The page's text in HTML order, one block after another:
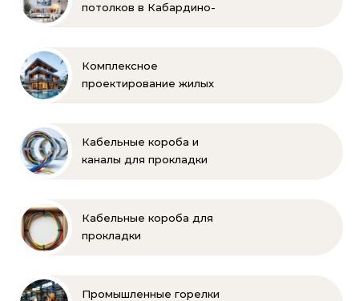
потолков в Кабардино-
Комплексное
проектирование жилых
Кабельные короба и
каналы для прокладки
Кабельные короба для
прокладки
Промышленные горелки